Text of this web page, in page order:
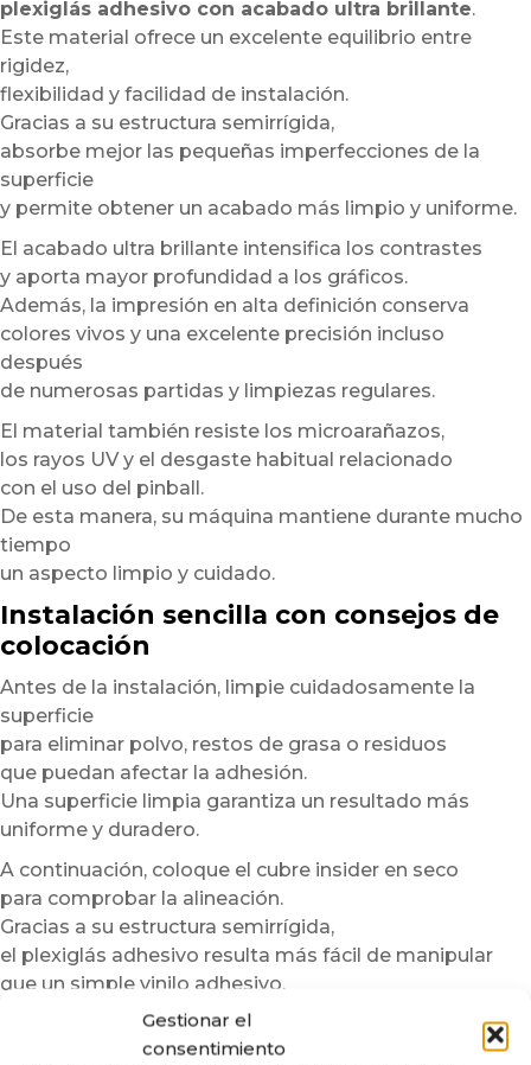
Gestionar el
consentimiento
plexiglás adhesivo con acabado ultra brillante.
Este material ofrece un excelente equilibrio entre
rigidez,
flexibilidad y facilidad de instalación.
Gracias a su estructura semirrígida,
absorbe mejor las pequeñas imperfecciones de la
superficie
y permite obtener un acabado más limpio y uniforme.
El acabado ultra brillante intensifica los contrastes
y aporta mayor profundidad a los gráficos.
Además, la impresión en alta definición conserva
colores vivos y una excelente precisión incluso
después
de numerosas partidas y limpiezas regulares.
El material también resiste los microarañazos,
los rayos UV y el desgaste habitual relacionado
con el uso del pinball.
De esta manera, su máquina mantiene durante mucho
tiempo
un aspecto limpio y cuidado.
Instalación sencilla con consejos de
colocación
Antes de la instalación, limpie cuidadosamente la
superficie
para eliminar polvo, restos de grasa o residuos
que puedan afectar la adhesión.
Una superficie limpia garantiza un resultado más
uniforme y duradero.
A continuación, coloque el cubre insider en seco
para comprobar la alineación.
Gracias a su estructura semirrígida,
el plexiglás adhesivo resulta más fácil de manipular
que un simple vinilo adhesivo.
Para facilitar aún más la instalación,
recomendamos trabajar en una habitación templada.